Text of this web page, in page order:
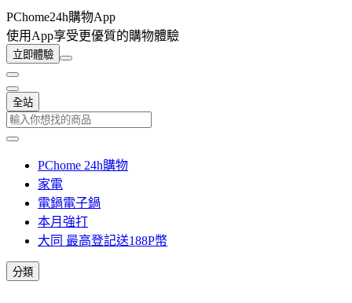
PChome24h購物App
使用App享受更優質的購物體驗
立即體驗
全站
PChome 24h購物
家電
電鍋電子鍋
本月強打
大同 最高登記送188P幣
分類